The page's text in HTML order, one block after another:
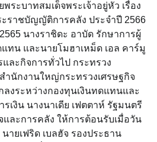
ระบาทสมเด็จพระเจ้าอยู่หัว เรื่อง
ราชบัญญัติการคลัง ประจำปี 2566
นางราชิดะ อาบัด รักษาการผู้
ทน และนายโมฮาเหม็ด เอล คาร์มู
ละกิจการทั่วไป กระทรวง
ำนักงานใหญ่กระทรวงเศรษฐกิจ
ลงระหว่างกองทุนเงินทดแทนและ
เงิน นางนาเดีย เฟตตาห์ รัฐมนตรี
และการคลัง ให้การต้อนรับเมื่อวัน
ายเฟริด เบลฮัจ รองประธาน